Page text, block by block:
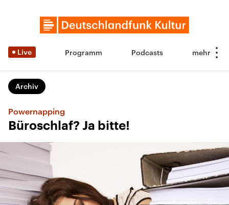
Live Programm Podcasts
Archiv
Powernapping
Büroschlaf? Ja bitte!